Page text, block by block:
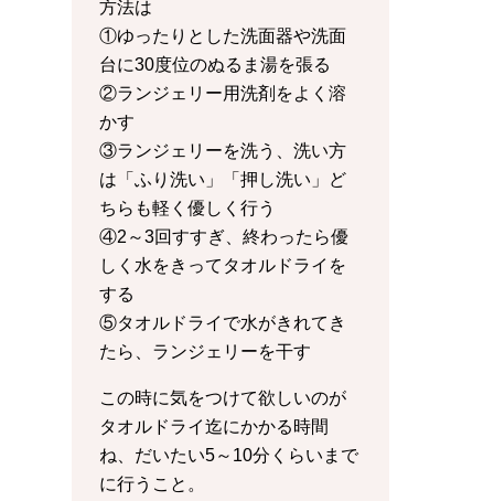
方法は
①ゆったりとした洗面器や洗面
台に30度位のぬるま湯を張る
②ランジェリー用洗剤をよく溶
かす
③ランジェリーを洗う、洗い方
は「ふり洗い」「押し洗い」ど
ちらも軽く優しく行う
④2～3回すすぎ、終わったら優
しく水をきってタオルドライを
する
⑤タオルドライで水がきれてき
たら、ランジェリーを干す
この時に気をつけて欲しいのが
タオルドライ迄にかかる時間
ね、だいたい5～10分くらいまで
に行うこと。